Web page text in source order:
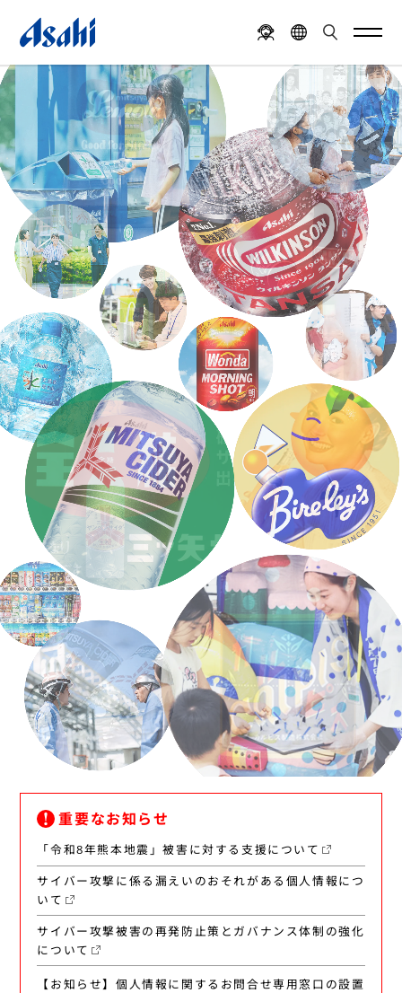
重要なお知らせ
「令和8年熊本地震」被害に対する支援について
サイバー攻撃に係る漏えいのおそれがある個人情報につ
いて
サイバー攻撃被害の再発防止策とガバナンス体制の強化
について
【お知らせ】個人情報に関するお問合せ専用窓口の設置